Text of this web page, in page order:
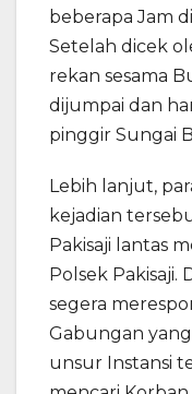
beberapa Jam
Setelah dicek
rekan sesama
dijumpai dan
pinggir Sungai
Lebih lanjut,
kejadian
Pakisaji lantas
Polsek Pakisaji.
segera
Gabungan
unsur Instansi